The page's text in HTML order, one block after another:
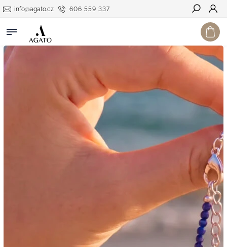
606 559 337
info@agato.cz
Hledat